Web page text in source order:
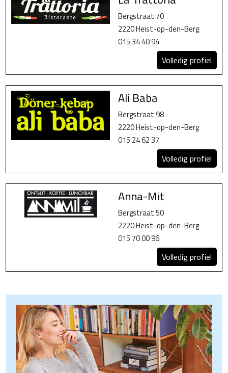
Bergstraat 70
2220 Heist-op-den-Berg
015 34 40 94
Volledig profiel
Ali Baba
Bergstraat 98
2220 Heist-op-den-Berg
015 24 62 37
Volledig profiel
Anna-Mit
Bergstraat 50
2220 Heist-op-den-Berg
015 70 00 96
Volledig profiel